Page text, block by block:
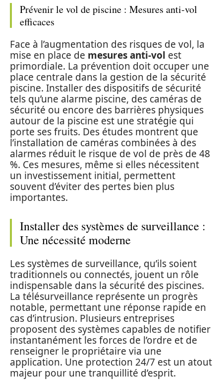
Prévenir le vol de piscine : Mesures anti-vol
efficaces
Face à l’augmentation des risques de vol, la
mise en place de mesures anti-vol est
primordiale. La prévention doit occuper une
place centrale dans la gestion de la sécurité
piscine. Installer des dispositifs de sécurité
tels qu’une alarme piscine, des caméras de
sécurité ou encore des barrières physiques
autour de la piscine est une stratégie qui
porte ses fruits. Des études montrent que
l’installation de caméras combinées à des
alarmes réduit le risque de vol de près de 48
%. Ces mesures, même si elles nécessitent
un investissement initial, permettent
souvent d’éviter des pertes bien plus
importantes.
Installer des systèmes de surveillance :
Une nécessité moderne
Les systèmes de surveillance, qu’ils soient
traditionnels ou connectés, jouent un rôle
indispensable dans la sécurité des piscines.
La télésurveillance représente un progrès
notable, permettant une réponse rapide en
cas d’intrusion. Plusieurs entreprises
proposent des systèmes capables de notifier
instantanément les forces de l’ordre et de
renseigner le propriétaire via une
application. Une protection 24/7 est un atout
majeur pour une tranquillité d’esprit.